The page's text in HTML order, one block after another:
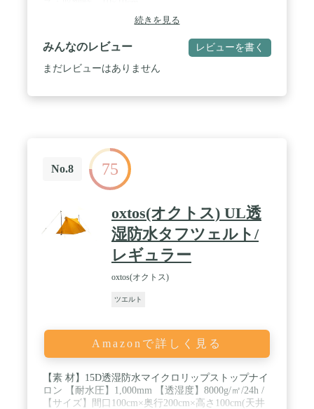
続きを見る
みんなのレビュー レビューを書く
まだレビューはありません
No.8 75
oxtos(オクトス) UL透
湿防水タフツェルト/
レギュラー
oxtos(オクトス)
ツエルト
Amazonで詳しく見る
【素 材】15D透湿防水マイクロリップストップナイ
ロン 【耐水圧】1,000mm 【透湿度】8000g/㎡/24h /
【サイズ】間口100cm×奥行200cm×高さ100cm(天井